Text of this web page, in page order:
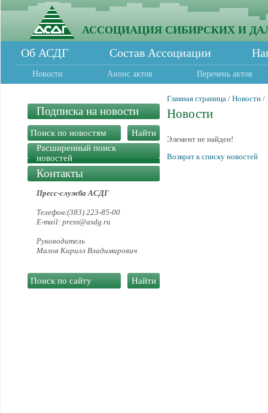
АССОЦИАЦИЯ СИБИРСКИХ И
Об АСДГ Состав Ассоциации
Новости Анонс актов Перечень актов
Подписка на новости
Расширенный поиск
новостей
Контакты
Пресс-служба АСДГ
Телефон:(383) 223-85-00
E-mail: press@asdg.ru
Руководитель
Малов Кирилл Владимирович
Главная страница / Новости /
Новости
Элемент не найден!
Возврат к списку новостей